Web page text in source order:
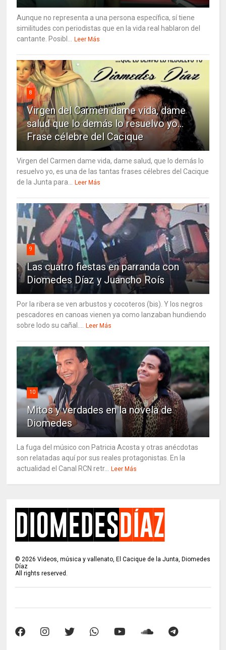
Aunque no representa a una persona específica, sí tiene
similitudes con periodistas que en la vida real hablaron del
cantante. Posibl...
Leer Más
8
Virgen del Carmen dame vida, dame
salud que lo demás lo resuelvo yo…
Frase célebre del Cacique
Virgen del Carmen dame vida, dame salud, que lo demás lo
resuelvo yo, es una de las tantas frases célebres del Cacique
de la Junta para...
Leer Más
9
Las cuatro fiestas en parranda con
Diomedes Díaz y Juancho Roís
Por la ribera se ven arbustos y cocoteros (bis). Y los negros
pescadores en canoas vienen ya como lanzaban hundiendo
sobre lodo su cañal....
Leer Más
10
Mitos y verdades en la novela de
Diomedes
La fuga del músico con Patricia Acosta y otras anécdotas
son relatadas aquí por sus reales protagonistas. En la
actualidad el Canal RCN retr...
Leer Más
© 2026 Videos, música y vallenato, El Cacique de la Junta, Diomedes
Díaz
All rights reserved.